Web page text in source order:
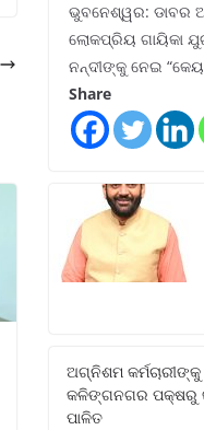
ଭୁବନେଶ୍ୱର: ଡାବର
ଲୋକପ୍ରିୟ ଗାୟିକା
ନନ୍ଦୀଙ୍କୁ ନେଇ
Share
ଅଗ୍ନିଶମ
କଳିଙ୍ଗନଗର ପକ୍ଷରୁ
ପାଳିତ